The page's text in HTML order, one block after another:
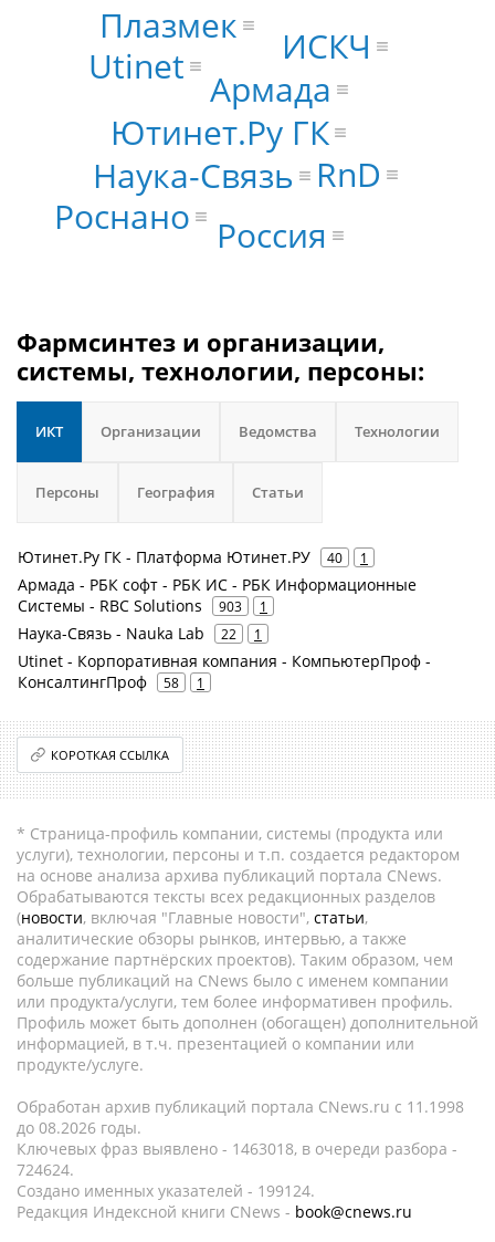
Ютинет.Ру ГК
Армада
Наука-Связь
Utinet ИСКЧ
Плазмек
Роснано Россия
RnD
Фармсинтез и организации,
системы, технологии, персоны:
ИКТ Организации Ведомства Технологии
Персоны География Статьи
Ютинет.Ру ГК - Платформа Ютинет.РУ 40 1
Армада - РБК софт - РБК ИС - РБК Информационные
Системы - RBC Solutions
903 1
Наука-Связь - Nauka Lab 22 1
Utinet - Корпоративная компания - КомпьютерПроф -
КонсалтингПроф
58 1
КОРОТКАЯ ССЫЛКА
* Страница-профиль компании, системы (продукта или
услуги), технологии, персоны и т.п. создается редактором
на основе анализа архива публикаций портала CNews.
Обрабатываются тексты всех редакционных разделов
(новости, включая "Главные новости", статьи,
аналитические обзоры рынков, интервью, а также
содержание партнёрских проектов). Таким образом, чем
больше публикаций на CNews было с именем компании
или продукта/услуги, тем более информативен профиль.
Профиль может быть дополнен (обогащен) дополнительной
информацией, в т.ч. презентацией о компании или
продукте/услуге.
Обработан архив публикаций портала CNews.ru c 11.1998
до 08.2026 годы.
Ключевых фраз выявлено - 1463018, в очереди разбора -
724624.
Создано именных указателей - 199124.
Редакция Индексной книги CNews - book@cnews.ru